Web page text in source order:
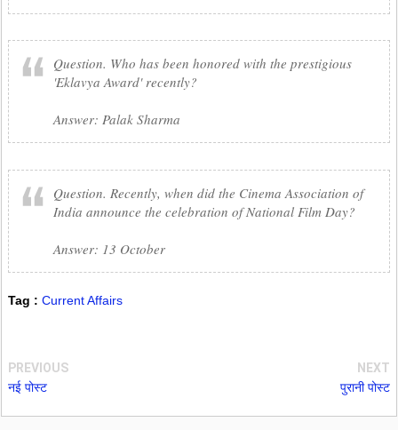
Question. Who has been honored with the prestigious
'Eklavya Award' recently?
Answer: Palak Sharma
Question. Recently, when did the Cinema Association of
India announce the celebration of National Film Day?
Answer: 13 October
Tag : Current Affairs
PREVIOUS
नई पोस्ट
NEXT
पुरानी पोस्ट